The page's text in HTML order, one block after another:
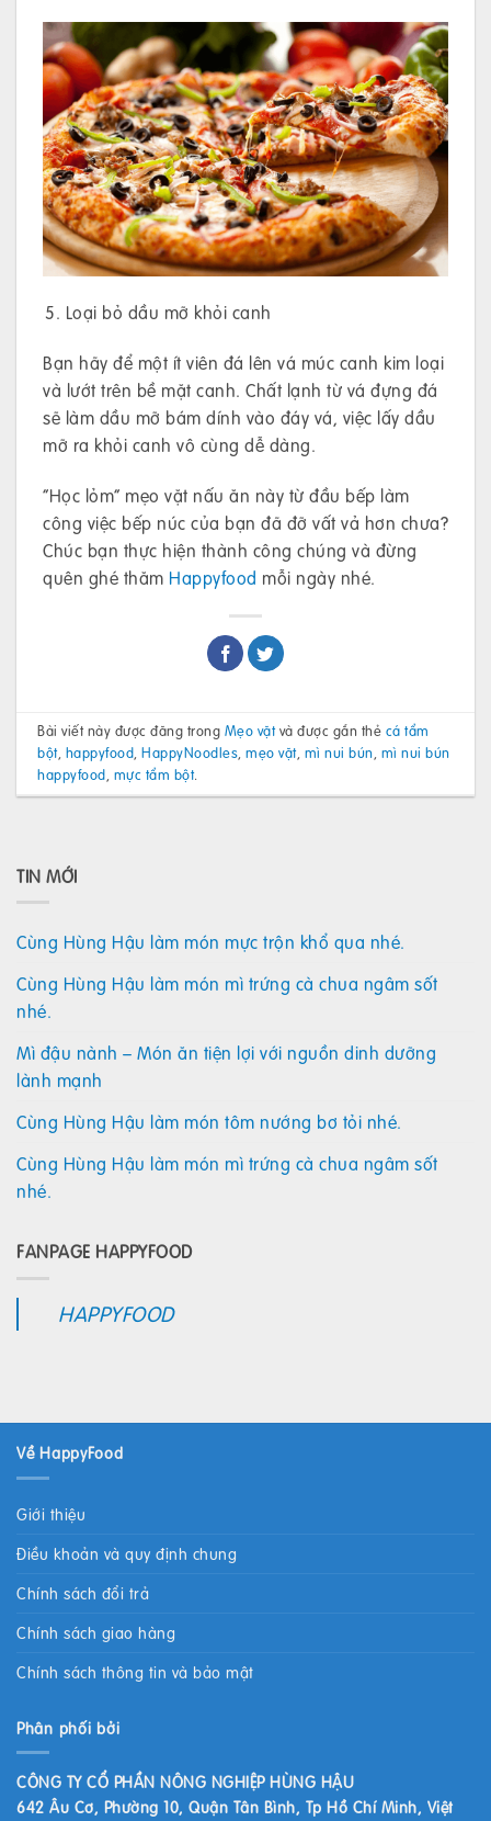
Loại bỏ dầu mỡ khỏi canh
Bạn hãy để một ít viên đá lên vá múc canh kim loại
và lướt trên bề mặt canh. Chất lạnh từ vá đựng đá
sẽ làm dầu mỡ bám dính vào đáy vá, việc lấy dầu
mỡ ra khỏi canh vô cùng dễ dàng.
“Học lỏm” mẹo vặt nấu ăn này từ đầu bếp làm
công việc bếp núc của bạn đã đỡ vất vả hơn chưa?
Chúc bạn thực hiện thành công chúng và đừng
quên ghé thăm Happyfood mỗi ngày nhé.
Bài viết này được đăng trong Mẹo vặtvà được gắn thẻ cá tẩm
bột, happyfood,HappyNoodles,mẹo vặt, mì nui bún, mì nui bún
happyfood, mực tẩm bột.
TIN MỚI
Cùng Hùng Hậu làm món mực trộn khổ qua nhé.
Cùng Hùng Hậu làm món mì trứng cà chua ngâm sốt
nhé.
Mì đậu nành – Món ăn tiện lợi với nguồn dinh dưỡng
lành mạnh
Cùng Hùng Hậu làm món tôm nướng bơ tỏi nhé.
Cùng Hùng Hậu làm món mì trứng cà chua ngâm sốt
nhé.
FANPAGE HAPPYFOOD
HAPPYFOOD
Về HappyFood
Giới thiệu
Điều khoản và quy định chung
Chính sách đổi trả
Chính sách giao hàng
Chính sách thông tin và bảo mật
Phân phối bởi
CÔNG TY CỔ PHẦN NÔNG NGHIỆP HÙNG HẬU
642 Âu Cơ, Phường 10, Quận Tân Bình, Tp Hồ Chí Minh, Việt